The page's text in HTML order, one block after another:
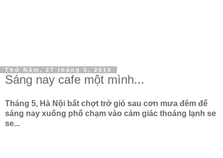
Thứ Năm, 27 tháng 5, 2010
Sáng nay cafe một mình...
Tháng 5, Hà Nội bất chợt trở gió sau cơn mưa đêm để
sáng nay xuống phố chạm vào cảm giác thoáng lạnh se
se...